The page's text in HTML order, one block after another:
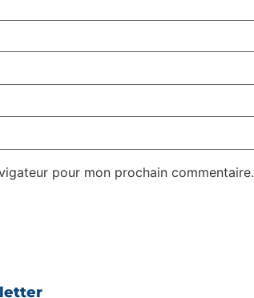
pour mon prochain commentaire.